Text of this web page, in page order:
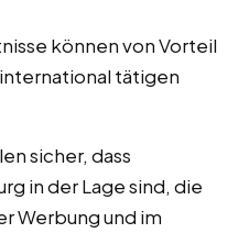
können von Vorteil
tätigen
sicher, dass
in der Lage sind, die
Werbung und im